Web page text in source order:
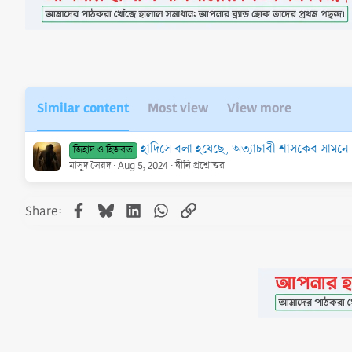
o
n
Similar content Most view View more
জিহাদ ও হিজরত হাদিসে বলা হয়েছে, অত্যাচারী শাসকের সামনে
মাসুদ সৈয়দ Aug 5, 2024 দ্বীনি প্রশ্নোত্তর
Share: Facebook
BlueskyLinkedInWhatsApp
Link